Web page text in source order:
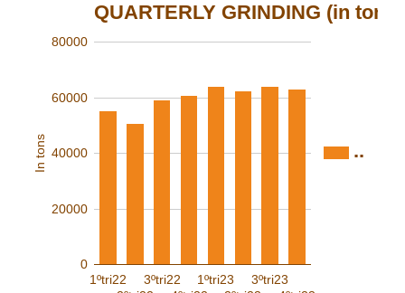
QUARTERLY GRINDING (in tons)
..
1ºtri22
3ºtri22
1ºtri23
3ºtri23
0
20000
40000
60000
80000
In tons